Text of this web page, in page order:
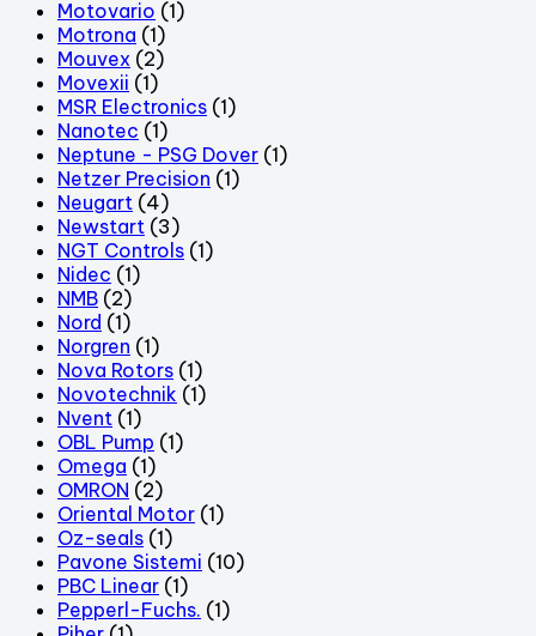
Motovario (1)
Motrona (1)
Mouvex (2)
Movexii (1)
MSR Electronics (1)
Nanotec (1)
Neptune - PSG Dover (1)
Netzer Precision (1)
Neugart (4)
Newstart (3)
NGT Controls (1)
Nidec (1)
NMB (2)
Nord (1)
Norgren (1)
Nova Rotors (1)
Novotechnik (1)
Nvent (1)
OBL Pump (1)
Omega (1)
OMRON (2)
Oriental Motor (1)
Oz-seals (1)
Pavone Sistemi (10)
PBC Linear (1)
Pepperl-Fuchs. (1)